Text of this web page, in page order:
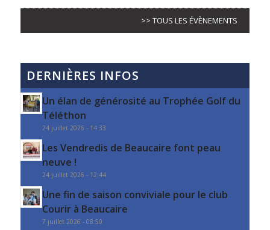
>> TOUS LES ÉVÈNEMENTS
DERNIÈRES INFOS
Un élan de générosité au Trophée Golf du
Téléthon
24 juillet 2026 - 14:33
Les Vendredis de Beaucaire font peau
neuve !
24 juillet 2026 - 12:44
Une fin de saison conviviale pour le club
Courir à Beaucaire
7 juillet 2026 - 08:50